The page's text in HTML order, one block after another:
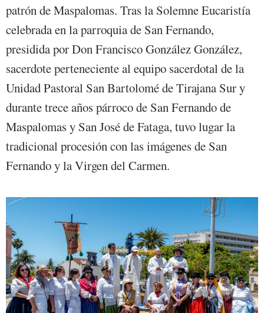
patrón de Maspalomas. Tras la Solemne Eucaristía
celebrada en la parroquia de San Fernando,
presidida por Don Francisco González González,
sacerdote perteneciente al equipo sacerdotal de la
Unidad Pastoral San Bartolomé de Tirajana Sur y
durante trece años párroco de San Fernando de
Maspalomas y San José de Fataga, tuvo lugar la
tradicional procesión con las imágenes de San
Fernando y la Virgen del Carmen.